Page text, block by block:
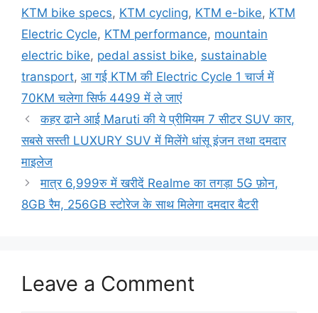
KTM bike specs, KTM cycling, KTM e-bike, KTM
Electric Cycle, KTM performance, mountain
electric bike, pedal assist bike, sustainable
transport, आ गई KTM की Electric Cycle 1 चार्ज में
70KM चलेगा सिर्फ 4499 में ले जाएं
कहर ढाने आई Maruti की ये प्रीमियम 7 सीटर SUV कार,
सबसे सस्ती LUXURY SUV में मिलेंगे धांसू इंजन तथा दमदार
माइलेज
मात्र 6,999रु में खरीदें Realme का तगड़ा 5G फ़ोन,
8GB रैम, 256GB स्टोरेज के साथ मिलेगा दमदार बैटरी
Leave a Comment